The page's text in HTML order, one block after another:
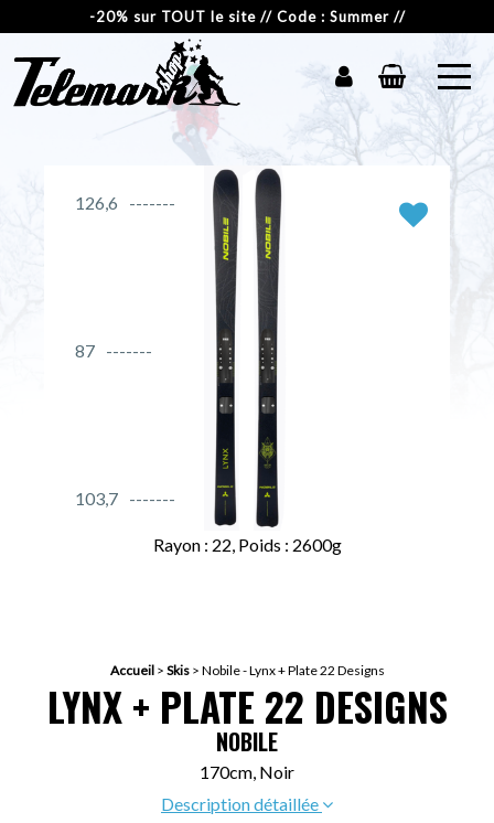
-20% sur TOUT le site // Code : Summer //
126,6
87
103,7
Rayon : 22, Poids : 2600g
Accueil> Skis> Nobile - Lynx + Plate 22 Designs
LYNX + PLATE 22 DESIGNS
NOBILE
170cm, Noir
Description détaillée